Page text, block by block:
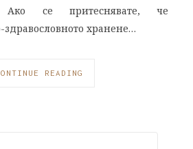
Ако се притеснявате, че
хранене…
READING